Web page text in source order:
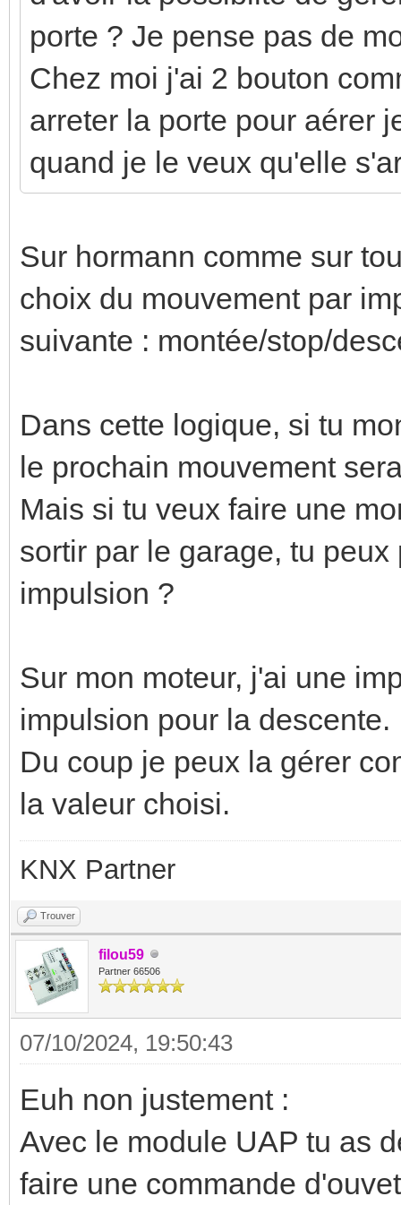
porte ? Je pense pas de
Chez moi j'ai 2 bouton
arreter la porte pour aérer
quand je le veux qu'elle
Sur hormann comme sur
choix du mouvement par
suivante : montée/stop/
Dans cette logique, si tu
le prochain mouvement
Mais si tu veux faire une
sortir par le garage, tu
impulsion ?
Sur mon moteur, j'ai une
impulsion pour la descente.
Du coup je peux la gérer
la valeur choisi.
KNX Partner
Trouver
filou59
Partner 66506
07/10/2024, 19:50:43
Euh non justement :
Avec le module UAP tu as
faire une commande